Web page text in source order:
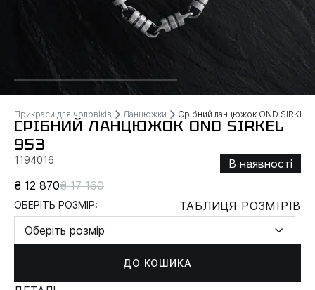
Прикраси для чоловіків Ланцюжки Срібний ланцюжок OND SIRKEL
СРІБНИЙ ЛАНЦЮЖОК OND SIRKEL
953
1194016
В наявності
₴ 12 870₴ 17 160
ОБЕРІТЬ РОЗМІР:
ТАБЛИЦЯ РОЗМІРІВ
Оберіть розмір
ДО КОШИКА